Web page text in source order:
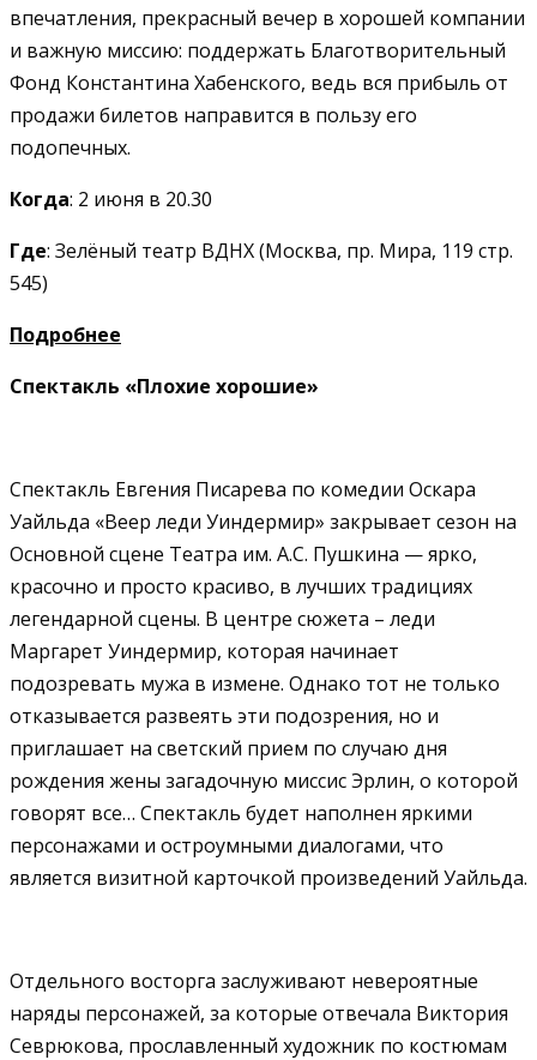
впечатления, прекрасный вечер в хорошей компании
и важную миссию: поддержать Благотворительный
Фонд Константина Хабенского, ведь вся прибыль от
продажи билетов направится в пользу его
подопечных.
Когда: 2 июня в 20.30
Где: Зелёный театр ВДНХ (Москва, пр. Мира, 119 стр.
545)
Подробнее
Спектакль «Плохие хорошие»
Спектакль Евгения Писарева по комедии Оскара
Уайльда «Веер леди Уиндермир» закрывает сезон на
Основной сцене Театра им. А.С. Пушкина — ярко,
красочно и просто красиво, в лучших традициях
легендарной сцены. В центре сюжета – леди
Маргарет Уиндермир, которая начинает
подозревать мужа в измене. Однако тот не только
отказывается развеять эти подозрения, но и
приглашает на светский прием по случаю дня
рождения жены загадочную миссис Эрлин, о которой
говорят все… Спектакль будет наполнен яркими
персонажами и остроумными диалогами, что
является визитной карточкой произведений Уайльда.
Отдельного восторга заслуживают невероятные
наряды персонажей, за которые отвечала Виктория
Севрюкова, прославленный художник по костюмам